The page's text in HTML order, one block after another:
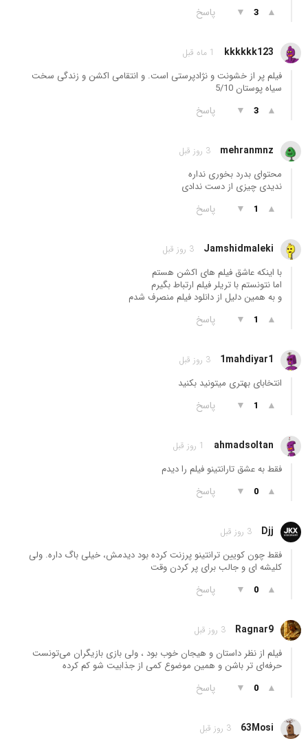
▲
3
▼ پاسخ
kkkkkk123 1 ماه قبل
فیلم پر از خشونت و نژادپرستی است. و انتقامی اکشن و زندگی سخت
سیاه پوستان 5/10
▲
3
▼ پاسخ
mehranmnz 3 روز قبل
محتوای بدرد بخوری نداره
ندیدی چیزی از دست ندادی
▲
1
▼ پاسخ
Jamshidmaleki 3 روز قبل
با اینکه عاشق فیلم های اکشن هستم
اما نتونستم با تریلر فیلم ارتباط بگیرم
و به همین دلیل از دانلود فیلم منصرف شدم
▲
1
▼ پاسخ
1mahdiyar1 3 روز قبل
انتخابای بهتری میتونید بکنید
▲
1
▼ پاسخ
ahmadsoltan 1 روز قبل
فقط به عشق تارانتینو فیلم را دیدم
▲
0
▼ پاسخ
Djj 3 روز قبل
فقط چون کویین ترانتینو پرزنت کرده بود دیدمش، خیلی باگ داره. ولی
کلیشه ای و جالب برای پر کردن وقت
▲
0
▼ پاسخ
Ragnar9 3 روز قبل
فیلم از نظر داستان و هیجان خوب بود ، ولی بازی بازیگران می‌تونست
حرفه‌ای‌ تر باشن و همین موضوع کمی از جذابیت شو کم کرده
▲
0
▼ پاسخ
63Mosi 3 روز قبل